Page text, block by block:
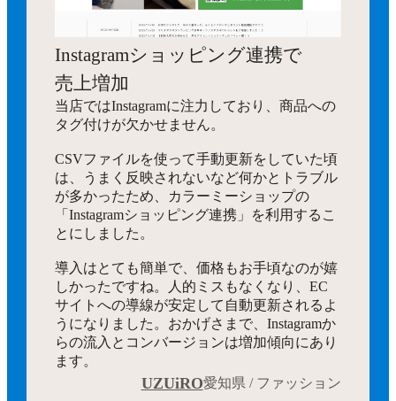
Instagramショッピング連携で
売上増加
当店ではInstagramに注力しており、商品への
タグ付けが欠かせません。
CSVファイルを使って手動更新をしていた頃
は、うまく反映されないなど何かとトラブル
が多かったため、カラーミーショップの
「Instagramショッピング連携」を利用するこ
とにしました。
導入はとても簡単で、価格もお手頃なのが嬉
しかったですね。人的ミスもなくなり、EC
サイトへの導線が安定して自動更新されるよ
うになりました。おかげさまで、Instagramか
らの流入とコンバージョンは増加傾向にあり
ます。
UZUiRO愛知県 / ファッション